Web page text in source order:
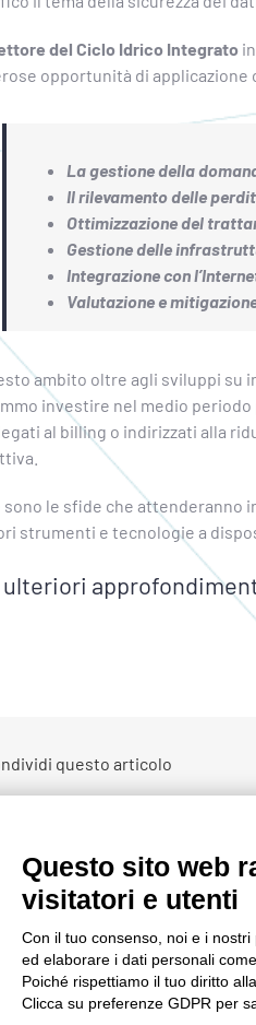
del Ciclo Idrico Integratoin
opportunità di applicazione
La gestione della
Il rilevamento delle
Ottimizzazione del
Gestione delle
Integrazione con
Valutazione e
ambito oltre agli sviluppi su
investire nel medio
al billing o indirizzati alla
sono le sfide che attenderanno
strumenti e tecnologie a
ulteriori
questo articolo
mail:
Questo sito web
visitatori e utenti
Con il tuo consenso, noi e i
ed elaborare i dati personali
Poiché rispettiamo il tuo diritto
Clicca su preferenze GDPR per